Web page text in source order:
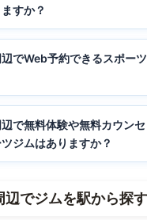
すか？
でWeb予約できるスポー
で無料体験や無料カウン
ジムはありますか？
辺でジムを駅から探す